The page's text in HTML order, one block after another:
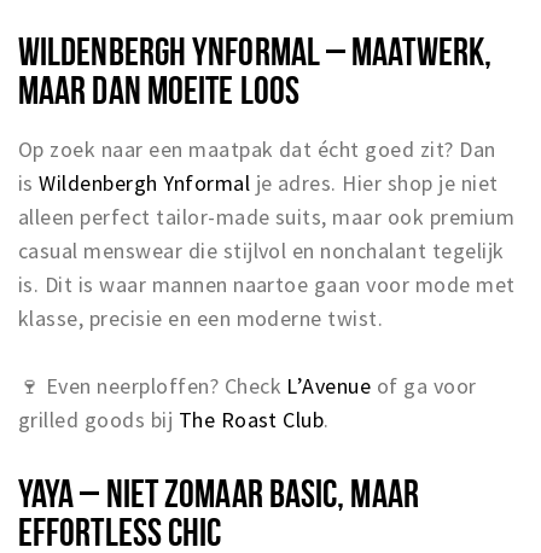
WILDENBERGH YNFORMAL – MAATWERK,
MAAR DAN MOEITE LOOS
Op zoek naar een maatpak dat écht goed zit? Dan
is Wildenbergh Ynformal je adres. Hier shop je niet
alleen perfect tailor-made suits, maar ook premium
casual menswear die stijlvol en nonchalant tegelijk
is. Dit is waar mannen naartoe gaan voor mode met
klasse, precisie en een moderne twist.
🍷 Even neerploffen? Check L’Avenue of ga voor
grilled goods bij The Roast Club.
YAYA – NIET ZOMAAR BASIC, MAAR
EFFORTLESS CHIC